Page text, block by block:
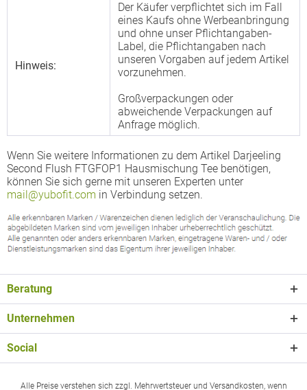
Hinweis:
Der Käufer verpflichtet sich im Fall
eines Kaufs ohne Werbeanbringung
und ohne unser Pflichtangaben-
Label, die Pflichtangaben nach
unseren Vorgaben auf jedem Artikel
vorzunehmen.
Großverpackungen oder
abweichende Verpackungen auf
Anfrage möglich.
Wenn Sie weitere Informationen zu dem Artikel Darjeeling
Second Flush FTGFOP1 Hausmischung Tee benötigen,
können Sie sich gerne mit unseren Experten unter
mail@yubofit.com in Verbindung setzen.
Beratung
Unternehmen
Social
Alle Preise verstehen sich zzgl. Mehrwertsteuer und Versandkosten, wenn